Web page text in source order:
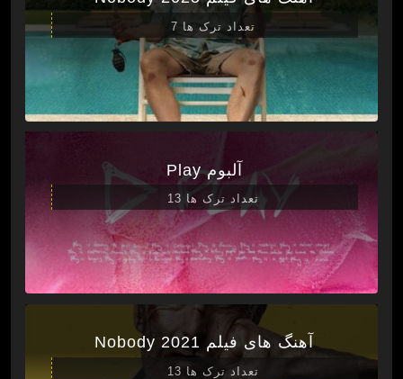
تعداد ترک ها 7
آلبوم Play
تعداد ترک ها 13
آهنگ های فیلم Nobody 2021
تعداد ترک ها 13